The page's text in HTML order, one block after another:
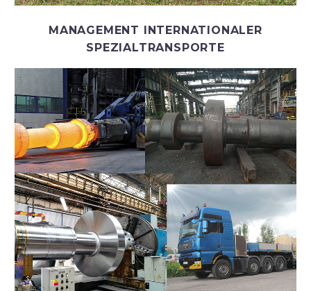
MANAGEMENT INTERNATIONALER
SPEZIALTRANSPORTE